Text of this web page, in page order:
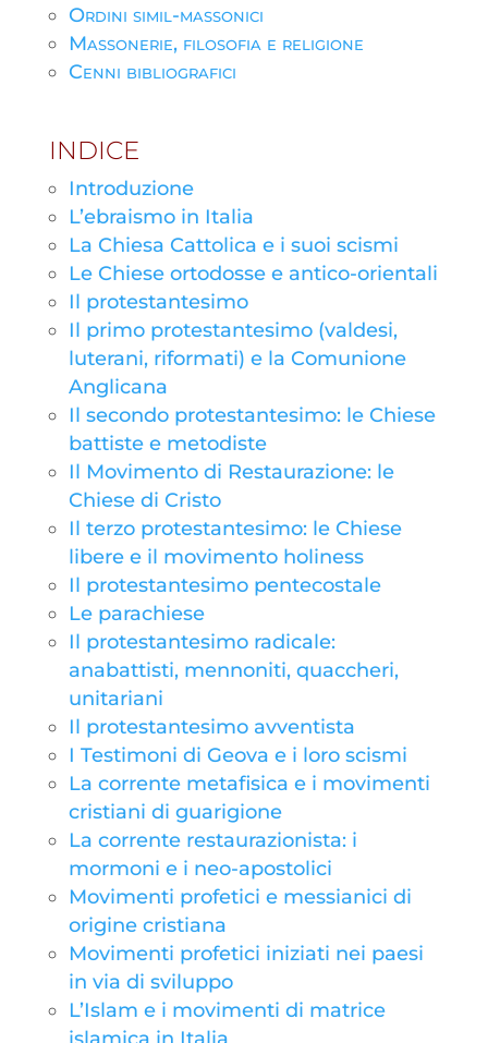
Ordini simil-massonici
Massonerie, filosofia e religione
Cenni bibliografici
INDICE
Introduzione
L’ebraismo in Italia
La Chiesa Cattolica e i suoi scismi
Le Chiese ortodosse e antico-orientali
Il protestantesimo
Il primo protestantesimo (valdesi,
luterani, riformati) e la Comunione
Anglicana
Il secondo protestantesimo: le Chiese
battiste e metodiste
Il Movimento di Restaurazione: le
Chiese di Cristo
Il terzo protestantesimo: le Chiese
libere e il movimento holiness
Il protestantesimo pentecostale
Le parachiese
Il protestantesimo radicale:
anabattisti, mennoniti, quaccheri,
unitariani
Il protestantesimo avventista
I Testimoni di Geova e i loro scismi
La corrente metafisica e i movimenti
cristiani di guarigione
La corrente restaurazionista: i
mormoni e i neo-apostolici
Movimenti profetici e messianici di
origine cristiana
Movimenti profetici iniziati nei paesi
in via di sviluppo
L’Islam e i movimenti di matrice